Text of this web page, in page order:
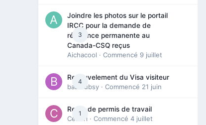
3
Joindre les photos sur le portail
IRCC pour la demande de
résidence permanente au
Canada-CSQ reçus
Aichacool · Commencé 9 juillet
4
Renouvelement du Visa visiteur
babibubsy · Commencé 21 juin
1
Refus de permis de travail
Cedbri · Commencé 4 juillet